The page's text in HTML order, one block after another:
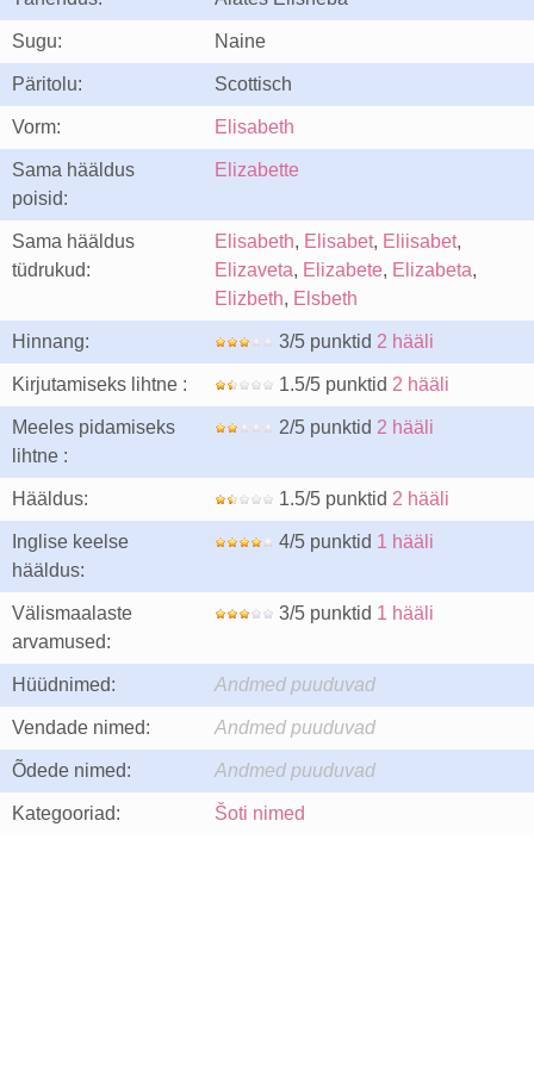
Sugu: Naine
Päritolu: Scottisch
Vorm: Elisabeth
Sama hääldus
poisid:
Elizabette
Sama hääldus
tüdrukud:
Elisabeth, Elisabet, Eliisabet,
Elizaveta, Elizabete, Elizabeta,
Elizbeth, Elsbeth
Hinnang: 3/5 punktid 2 hääli
Kirjutamiseks lihtne : 1.5/5 punktid 2 hääli
Meeles pidamiseks
lihtne :
2/5 punktid 2 hääli
Hääldus: 1.5/5 punktid 2 hääli
Inglise keelse
hääldus:
4/5 punktid 1 hääli
Välismaalaste
arvamused:
3/5 punktid 1 hääli
Hüüdnimed: Andmed puuduvad
Vendade nimed: Andmed puuduvad
Õdede nimed: Andmed puuduvad
Kategooriad: Šoti nimed